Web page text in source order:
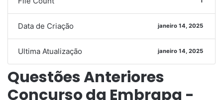
Data de Criação janeiro 14, 2025
Ultima Atualização janeiro 14, 2025
Questões Anteriores
Concurso da Embrapa -